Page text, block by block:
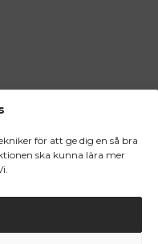
för att ge dig en så bra
ska kunna lära mer